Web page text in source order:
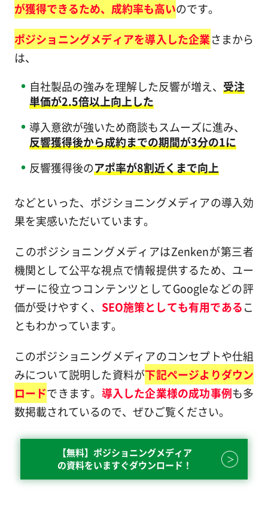
が獲得できるため、成約率も高いのです。
ポジショニングメディアを導入した企業さまから
は、
自社製品の強みを理解した反響が増え、 受注
単価が2.5倍以上向上した
導入意欲が強いため商談もスムーズに進み、
反響獲得後から成約までの期間が3分の1に
反響獲得後のアポ率が8割近くまで向上
などといった、ポジショニングメディアの導入効
果を実感いただいています。
このポジショニングメディアはZenkenが第三者
機関として公平な視点で情報提供するため、ユー
ザーに役立つコンテンツとしてGoogleなどの評
価が受けやすく、 SEO施策としても有用であるこ
ともわかっています。
このポジショニングメディアのコンセプトや仕組
みについて説明した資料が下記ページよりダウン
ロードできます。 導入した企業様の成功事例も多
数掲載されているので、ぜひご覧ください。
【無料】ポジショニングメディア
の資料をいますぐダウンロード！